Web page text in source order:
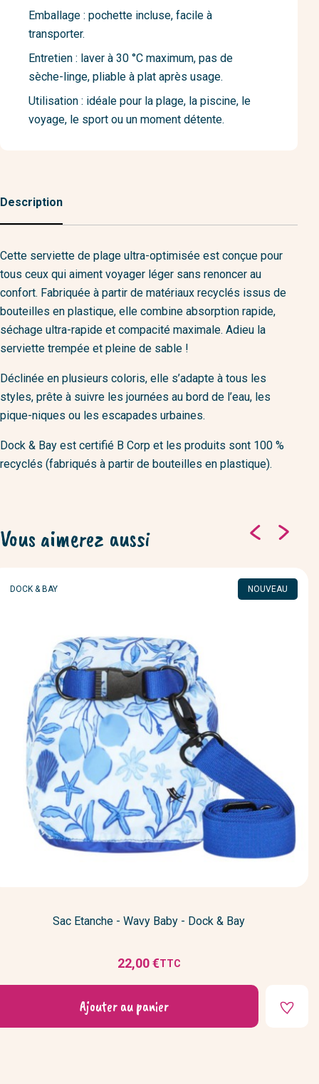
Emballage : pochette incluse, facile à
transporter.
Entretien : laver à 30 °C maximum, pas de
sèche-linge, pliable à plat après usage.
Utilisation : idéale pour la plage, la piscine, le
voyage, le sport ou un moment détente.
Description
Cette serviette de plage ultra-optimisée est conçue pour
tous ceux qui aiment voyager léger sans renoncer au
confort. Fabriquée à partir de matériaux recyclés issus de
bouteilles en plastique, elle combine absorption rapide,
séchage ultra-rapide et compacité maximale. Adieu la
serviette trempée et pleine de sable !
Déclinée en plusieurs coloris, elle s’adapte à tous les
styles, prête à suivre les journées au bord de l’eau, les
pique-niques ou les escapades urbaines.
Dock & Bay est certifié B Corp et les produits sont 100 %
recyclés (fabriqués à partir de bouteilles en plastique).
Vous aimerez aussi
MARQUE
DOCK & BAY NOUVEAU
Sac Etanche - Wavy Baby - Dock & Bay
Prix
22,00 €TTC
Ajouter au panier